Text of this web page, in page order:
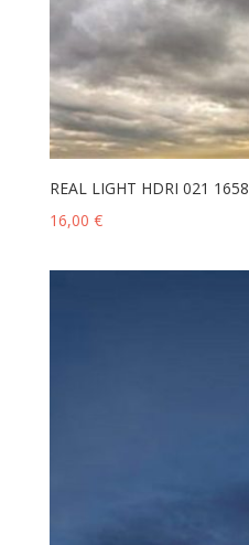
REAL LIGHT HDRI 021 1658
16,00 €